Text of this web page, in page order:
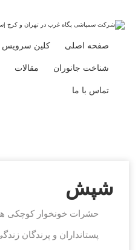
صفحه اصلی کلین سرویس
شناخت جانوران مقالات
تماس با ما
شپش
حشرات خونخوار کوچکی
پستانداران و پرندگان